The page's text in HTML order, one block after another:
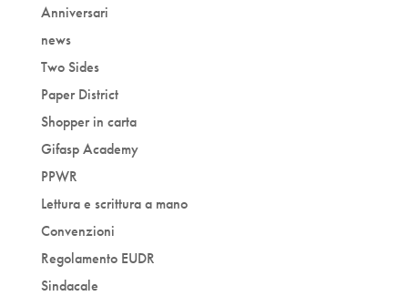
Anniversari
news
Two Sides
Paper District
Shopper in carta
Gifasp Academy
PPWR
Lettura e scrittura a mano
Convenzioni
Regolamento EUDR
Sindacale